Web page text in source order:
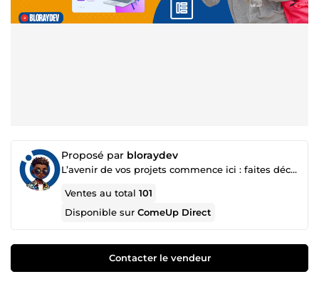
Proposé par bloraydev
L’avenir de vos projets commence ici : faites décoller votre business 🚀
Ventes au total101
Disponible surComeUp Direct
Contacter le vendeur